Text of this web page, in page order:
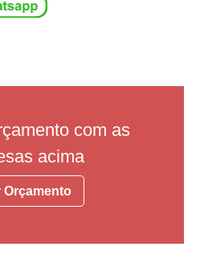
com as
acima
Orçamento